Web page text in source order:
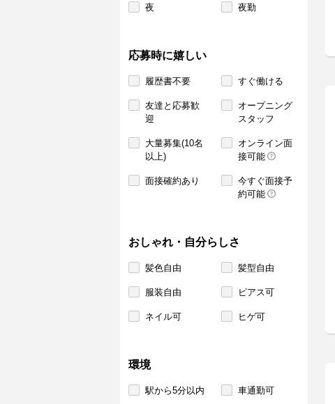
夜 夜勤
応募時に嬉しい
履歴書不要 すぐ働ける
友達と応募歓
迎
オープニング
スタッフ
大量募集(10名
以上)
オンライン面
接可能
面接確約あり
今すぐ面接予
約可能
おしゃれ・自分らしさ
髪色自由 髪型自由
服装自由 ピアス可
ネイル可 ヒゲ可
環境
駅から5分以内 車通勤可